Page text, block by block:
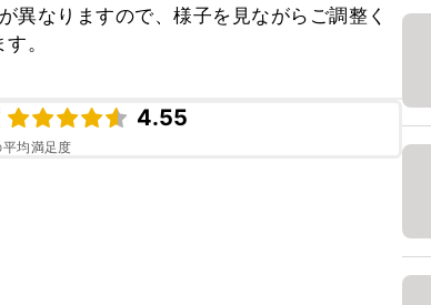
異なりますので、様子を見ながらご調整く
。
4.55
平均満足度